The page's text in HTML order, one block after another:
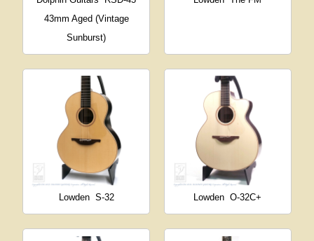
43mm Aged (Vintage
Sunburst)
Lowden S-32 Lowden O-32C+